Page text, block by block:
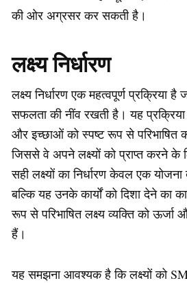
की ओर अग्रसर कर सकती है।
लक्ष्य निर्धारण
लक्ष्य निर्धारण एक महत्वपूर्ण प्रक्रिया है
सफलता की नींव रखती है। यह प्रक्रिया
और इच्छाओं को स्पष्ट रूप से परिभाषित
जिससे वे अपने लक्ष्यों को प्राप्त करने के
सही लक्ष्यों का निर्धारण केवल एक
बल्कि यह उनके कार्यों को दिशा देने का
रूप से परिभाषित लक्ष्य व्यक्ति को ऊर्जा
हैं।
यह समझना आवश्यक है कि लक्ष्यों को